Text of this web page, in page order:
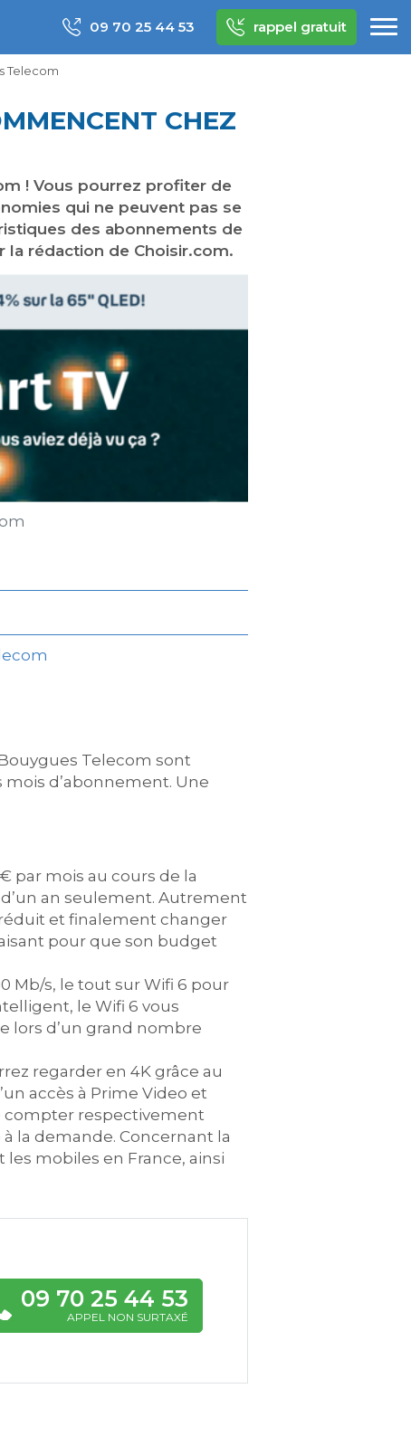
09 70 25 44 53 rappel gratuit
Telecom
CHEZ
! Vous pourrez profiter de
qui ne peuvent pas se
des abonnements de
la rédaction de Choisir.com.
Telecom sont
d’abonnement. Une
par mois au cours de la
an seulement. Autrement
et finalement changer
pour que son budget
Mb/s, le tout sur Wifi 6 pour
le Wifi 6 vous
lors d’un grand nombre
regarder en 4K grâce au
accès à Prime Video et
compter respectivement
la demande. Concernant la
mobiles en France, ainsi
09 70 25 44 53
APPEL NON SURTAXÉ